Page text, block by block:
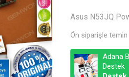
Asus N53JQ
Ön siparişle temin
Adana
Destek